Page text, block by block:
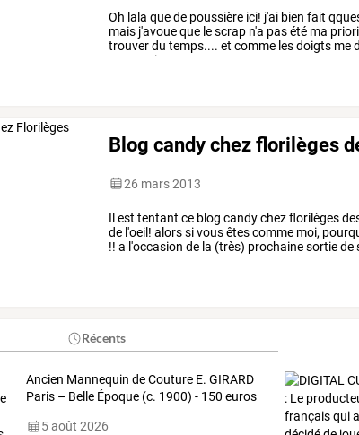
Oh lala quede poussière ici! j'ai bien fait
mais j'avoueque lescrap n'a pasété ma
trouverdu temps.... et comme lesdoigts me
qui
Blog candy chez florilèges
26 mars 2013
Ilest tentant ce blog candychezflorilèges
de l'oeil! alorssivousêtescomme moi,
!! a l'occasion de la (très) prochainesortiede
Récents
Ancien Mannequin de Couture E. GIRARD
Paris – Belle Époque (c. 1900) - 150 euros
5 août 2026